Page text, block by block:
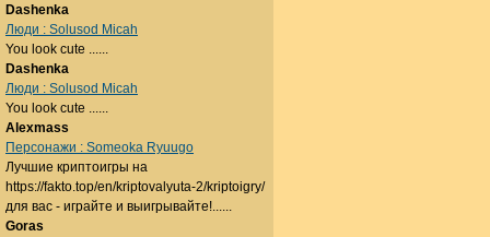
Dashenka
Люди : Solusod Micah
You look cute ......
Dashenka
Люди : Solusod Micah
You look cute ......
Alexmass
Персонажи : Someoka Ryuugo
Лучшие криптоигры на
https://fakto.top/en/kriptovalyuta-2/kriptoigry/
для вас - играйте и выигрывайте!......
Goras